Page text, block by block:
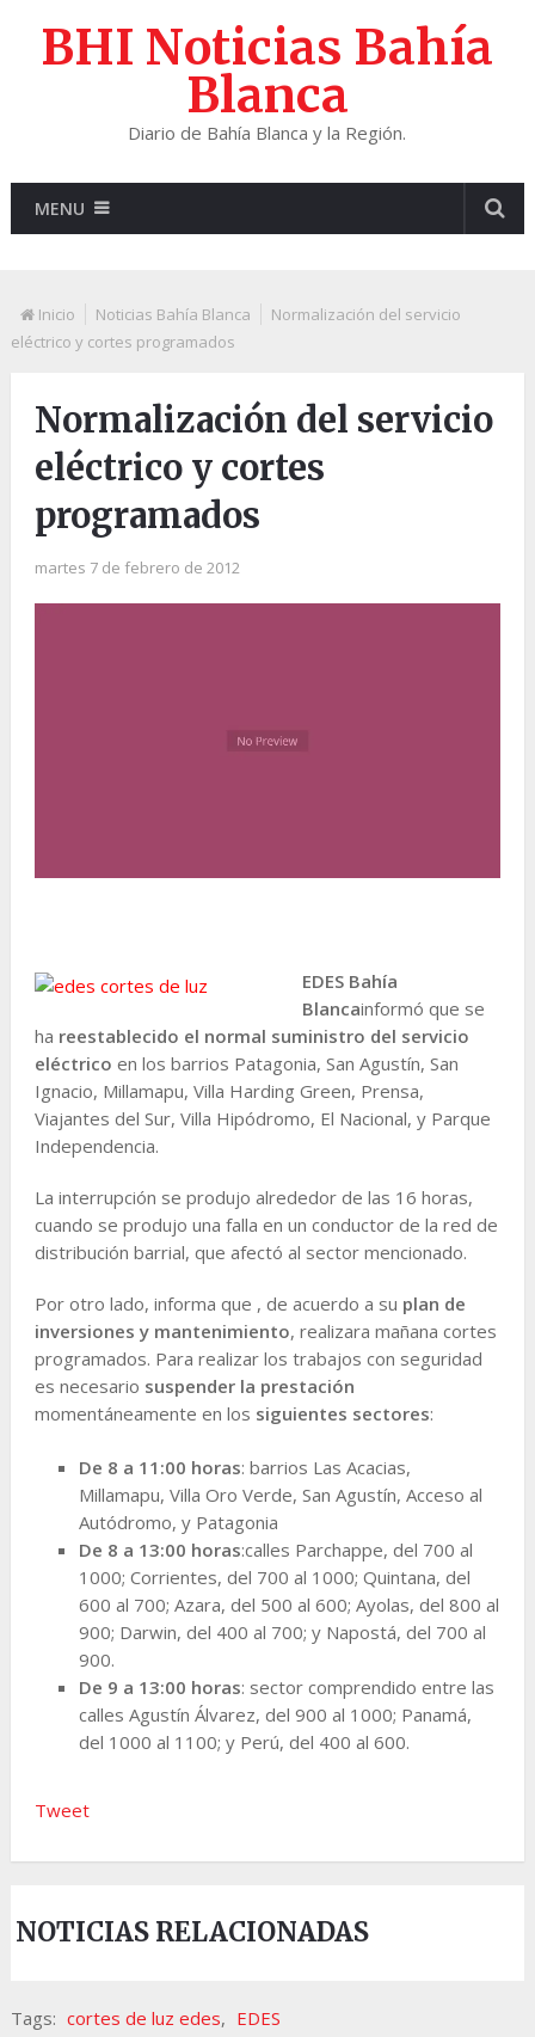
BHI Noticias Bahía
Blanca
Diario de Bahía Blanca y la Región.
MENU
Inicio Noticias Bahía Blanca
Normalización del servicio
eléctrico y cortes programados
Normalización del servicio
eléctrico y cortes
programados
martes 7 de febrero de 2012
EDES Bahía
Blancainformó que se
ha reestablecido el normal suministro del servicio
eléctrico en los barrios Patagonia, San Agustín, San
Ignacio, Millamapu, Villa Harding Green, Prensa,
Viajantes del Sur, Villa Hipódromo, El Nacional, y Parque
Independencia.
La interrupción se produjo alrededor de las 16 horas,
cuando se produjo una falla en un conductor de la red de
distribución barrial, que afectó al sector mencionado.
Por otro lado, informa que , de acuerdo a su plan de
inversiones y mantenimiento, realizara mañana cortes
programados. Para realizar los trabajos con seguridad
es necesario suspender la prestación
momentáneamente en los siguientes sectores:
De 8 a 11:00 horas: barrios Las Acacias,
Millamapu, Villa Oro Verde, San Agustín, Acceso al
Autódromo, y Patagonia
De 8 a 13:00 horas:calles Parchappe, del 700 al
1000; Corrientes, del 700 al 1000; Quintana, del
600 al 700; Azara, del 500 al 600; Ayolas, del 800 al
900; Darwin, del 400 al 700; y Napostá, del 700 al
900.
De 9 a 13:00 horas: sector comprendido entre las
calles Agustín Álvarez, del 900 al 1000; Panamá,
del 1000 al 1100; y Perú, del 400 al 600.
Tweet
NOTICIAS RELACIONADAS
Tags: cortes de luz edes, EDES